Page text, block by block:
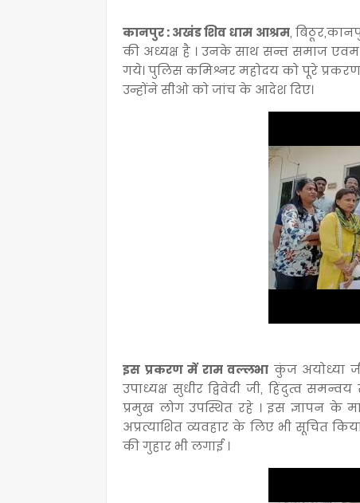
कानपुर : अखंड शिव धाम आश्रम,
की अध्यक्ष है । उनके साथ सन्त समाज
गये। पुलिस कमिश्नर महोदय को पूरे प्रकरण
उन्होंने सीओ को जांच के आदेश दिए।
इस प्रकरण में राम वल्लभा कुंज अयोध्या
उपाध्यक्ष सुधीर द्विवेदी जी, हिंदुत्व
प्रमुख लोग उपस्थित रहे । इस ज्ञापन के
अप्रत्याशित व्यवहार के लिए भी सूचित
की गुहार भी लगाई ।